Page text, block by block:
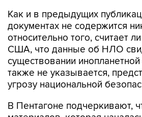
Как и в предыдущих
документах не содержится
относительно того, считает
США, что данные об НЛО
существовании
также не указывается,
угрозу национальной
В Пентагоне подчеркивают,